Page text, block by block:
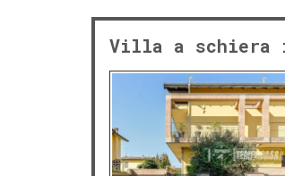
Villa a schiera